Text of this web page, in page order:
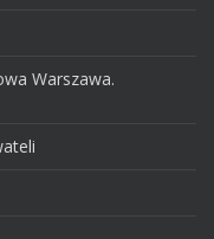
Warszawa.